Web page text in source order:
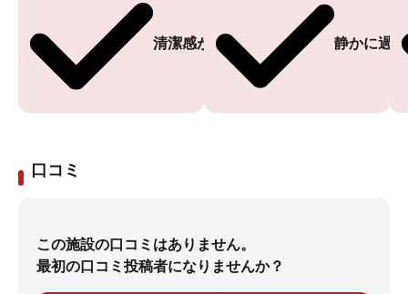
清潔感がある 静かに過
口コミ
この施設の口コミはありません。
最初の口コミ投稿者になりませんか？